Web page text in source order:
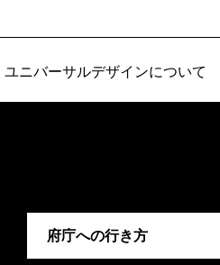
ユニバーサルデザインについて
府庁への行き方